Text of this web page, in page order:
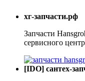
хг-запчасти.рф
Запчасти
сервисного
[IDO] сантех-